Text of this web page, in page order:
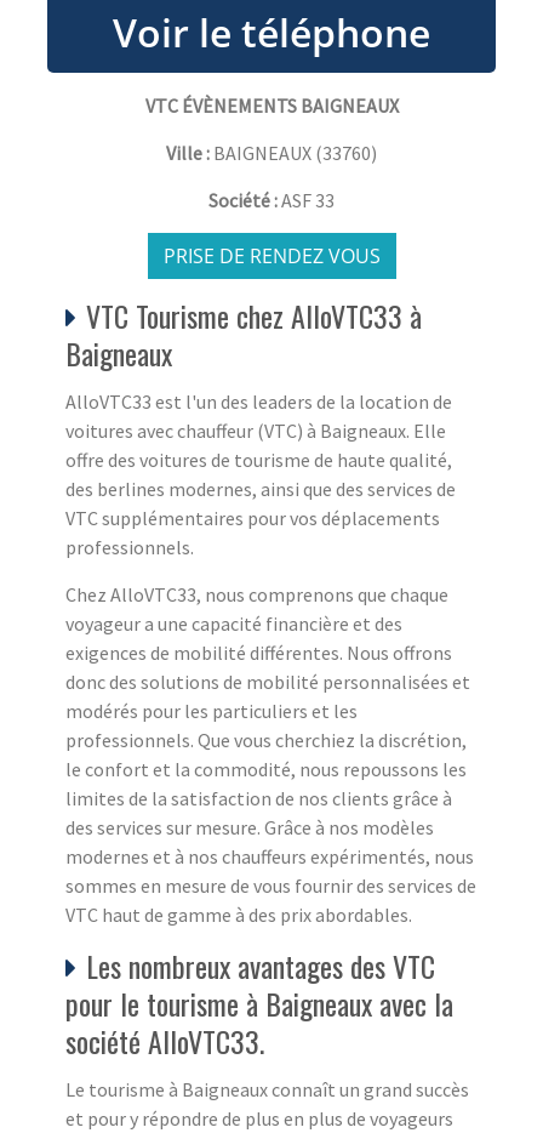
VTC ÉVÈNEMENTS BAIGNEAUX
Ville : BAIGNEAUX (33760)
Société :ASF 33
PRISE DE RENDEZ VOUS
VTC Tourisme chez AlloVTC33 à
Baigneaux
AlloVTC33 est l'un des leaders de la location de
voitures avec chauffeur (VTC) à Baigneaux. Elle
offre des voitures de tourisme de haute qualité,
des berlines modernes, ainsi que des services de
VTC supplémentaires pour vos déplacements
professionnels.
Chez AlloVTC33, nous comprenons que chaque
voyageur a une capacité financière et des
exigences de mobilité différentes. Nous offrons
donc des solutions de mobilité personnalisées et
modérés pour les particuliers et les
professionnels. Que vous cherchiez la discrétion,
le confort et la commodité, nous repoussons les
limites de la satisfaction de nos clients grâce à
des services sur mesure. Grâce à nos modèles
modernes et à nos chauffeurs expérimentés, nous
sommes en mesure de vous fournir des services de
VTC haut de gamme à des prix abordables.
Les nombreux avantages des VTC
pour le tourisme à Baigneaux avec la
société AlloVTC33.
Le tourisme à Baigneaux connaît un grand succès
et pour y répondre de plus en plus de voyageurs